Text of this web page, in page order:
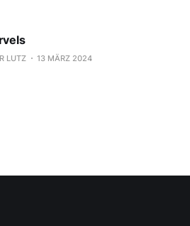
LUTZ 13 MÄRZ 2024